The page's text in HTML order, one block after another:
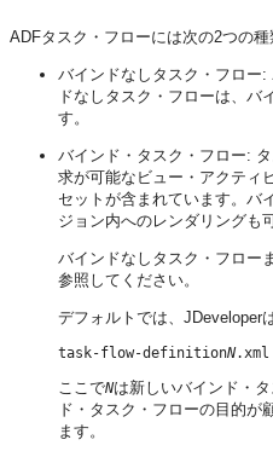
ADFタスク・フローには次の2つの種
バインドなしタスク・フロー:
ドなしタスク・フローは、
す。
バインド・タスク・フロー:
求が可能なビュー・アクティ
セットが含まれています。バ
ジョン内へのレンダリングも
バインドなしタスク・フロー
参照してください。
デフォルトでは、JDeveloper
task-flow-definitionN.xml
ここでNは新しいバインド・
ド・タスク・フローの目的
ます。